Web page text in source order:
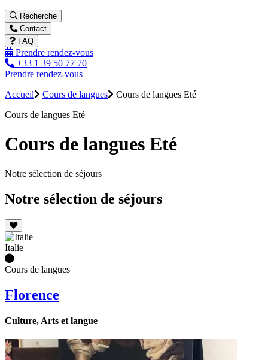
Recherche
Contact
FAQ
Prendre rendez-vous
+33 1 39 50 77 70
Prendre rendez-vous
Accueil
Cours de langues
Cours de langues Eté
Cours de langues Eté
Cours de langues Eté
Notre sélection de séjours
Notre sélection de séjours
Italie
Cours de langues
Florence
Culture, Arts et langue